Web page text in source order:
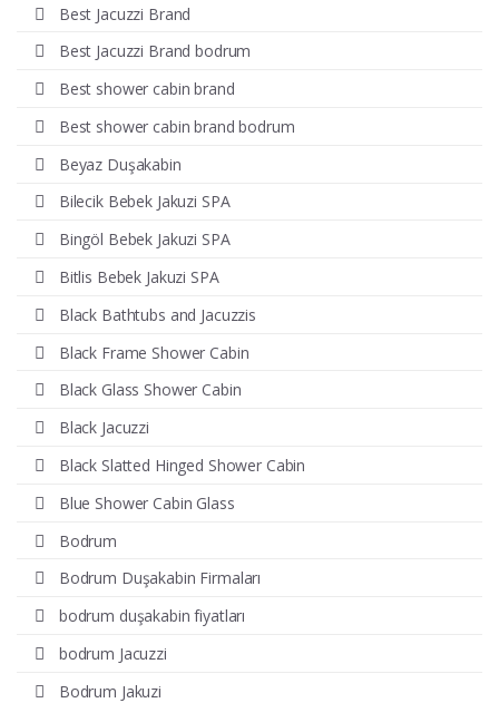
Best Jacuzzi Brand
Best Jacuzzi Brand bodrum
Best shower cabin brand
Best shower cabin brand bodrum
Beyaz Duşakabin
Bilecik Bebek Jakuzi SPA
Bingöl Bebek Jakuzi SPA
Bitlis Bebek Jakuzi SPA
Black Bathtubs and Jacuzzis
Black Frame Shower Cabin
Black Glass Shower Cabin
Black Jacuzzi
Black Slatted Hinged Shower Cabin
Blue Shower Cabin Glass
Bodrum
Bodrum Duşakabin Firmaları
bodrum duşakabin fiyatları
bodrum Jacuzzi
Bodrum Jakuzi